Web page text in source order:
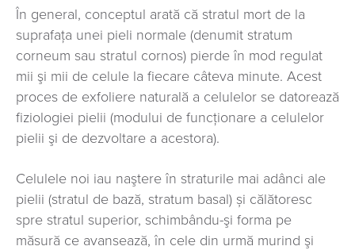
În general, conceptul arată că stratul mort de la
suprafaţa unei pieli normale (denumit stratum
corneum sau stratul cornos) pierde în mod regulat
mii şi mii de celule la fiecare câteva minute. Acest
proces de exfoliere naturală a celulelor se datorează
fiziologiei pielii (modului de funcţionare a celulelor
pielii şi de dezvoltare a acestora).
Celulele noi iau naştere în straturile mai adânci ale
pielii (stratul de bază, stratum basal) și călătoresc
spre stratul superior, schimbându-şi forma pe
măsură ce avansează, în cele din urmă murind şi